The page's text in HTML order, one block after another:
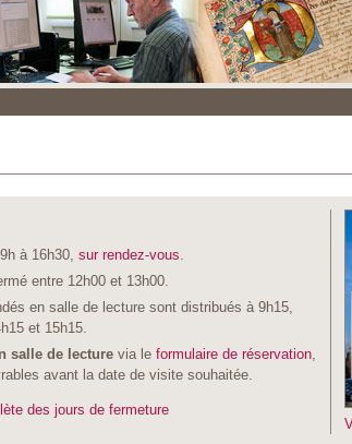
à 16h30, sur rendez-vous.
entre 12h00 et 13h00.
en salle de lecture sont distribués à 9h15,
et 15h15.
salle de lecture via le formulaire de réservation,
avant la date de visite souhaitée.
des jours de fermeture